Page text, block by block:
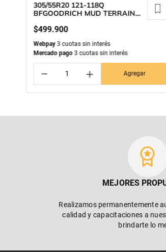
305/55R20 121-118Q
BFGOODRICH MUD TERRAIN
$499.900
Webpay3 cuotas sin interés
Mercado pago3 cuotas sin interés
＋
－ Agregar
MEJORES
Realizamos permanentemente
calidad y capacitaciones a
brindarte lo